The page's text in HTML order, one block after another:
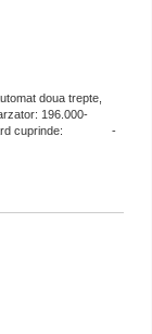
doua trepte,
196.000-
cuprinde: -